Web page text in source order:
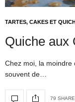
TARTES, CAKES ET
Quiche aux
Chez moi, la moindre
souvent de…
79